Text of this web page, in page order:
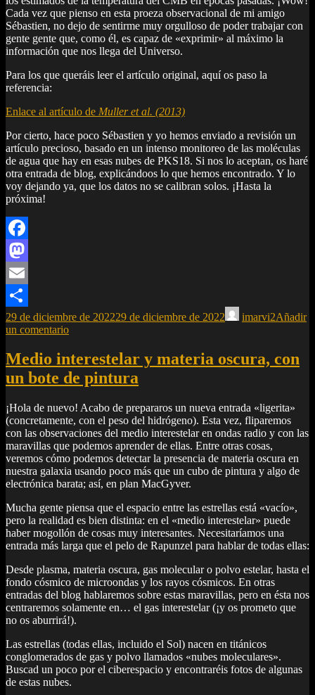
Cada vez que pienso en esta proeza observacional de mi amigo
Sébastien, no dejo de sentirme muy orgulloso de poder trabajar con
gente gente que, como él, es capaz de «exprimir» al máximo la
información que nos llega del Universo.
Para los que queráis leer el artículo original, aquí os paso la
referencia:
Enlace al artículo de Muller et al. (2013)
Por cierto, hace poco Sébastien y yo hemos enviado a revisión un
artículo precioso, basado en un intenso monitoreo de las moléculas
de agua que hay en esas nubes de PKS18. Si nos lo aceptan, os haré
otra entrada de blog, explicándoos lo que hemos encontrado. Y lo
voy dejando ya, que los datos no se calibran solos. ¡Hasta la
próxima!
Facebook
Mastodon
Email
Compartir
29 de diciembre de 202229 de diciembre de 2022 imarvi2Añadir
un comentario
Medio interestelar y materia oscura, con
un bote de pintura
¡Hola de nuevo! Acabo de prepararos un nueva entrada «ligerita»
(concretamente, con el peso del hidrógeno). Esta vez, fliparemos
con las observaciones del medio interestelar en ondas radio y con las
maravillas que podemos aprender de ellas. Entre otras cosas,
veremos cómo podemos detectar la presencia de materia oscura en
nuestra galaxia usando poco más que un cubo de pintura y algo de
electrónica barata; así, en plan MacGyver.
Mucha gente piensa que el espacio entre las estrellas está «vacío»,
pero la realidad es bien distinta: en el «medio interestelar» puede
haber mogollón de cosas muy interesantes. Necesitaríamos una
entrada más larga que el pelo de Rapunzel para hablar de todas ellas:
Desde plasma, materia oscura, gas molecular o polvo estelar, hasta el
fondo cósmico de microondas y los rayos cósmicos. En otras
entradas del blog hablaremos sobre estas maravillas, pero en ésta nos
centraremos solamente en… el gas interestelar (¡y os prometo que
no os aburrirá!).
Las estrellas (todas ellas, incluido el Sol) nacen en titánicos
conglomerados de gas y polvo llamados «nubes moleculares».
Buscad un poco por el ciberespacio y encontraréis fotos de algunas
de estas nubes.